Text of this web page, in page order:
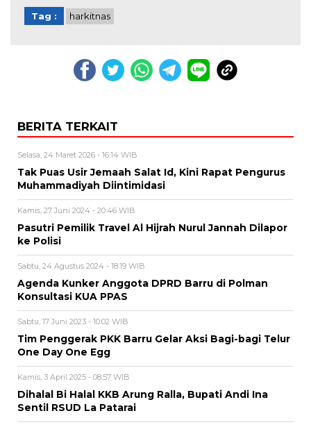
Tag : harkitnas
BERITA TERKAIT
Selasa, 24 Maret 2026 - 16:14 WIB
Tak Puas Usir Jemaah Salat Id, Kini Rapat Pengurus
Muhammadiyah Diintimidasi
Kamis, 27 Juni 2024 - 20:46 WIB
Pasutri Pemilik Travel Al Hijrah Nurul Jannah Dilapor
ke Polisi
Sabtu, 24 Agustus 2024 - 18:19 WIB
Agenda Kunker Anggota DPRD Barru di Polman
Konsultasi KUA PPAS
Sabtu, 17 Juni 2023 - 10:02 WIB
Tim Penggerak PKK Barru Gelar Aksi Bagi-bagi Telur
One Day One Egg
Kamis, 3 April 2025 - 08:57 WIB
Dihalal Bi Halal KKB Arung Ralla, Bupati Andi Ina
Sentil RSUD La Patarai